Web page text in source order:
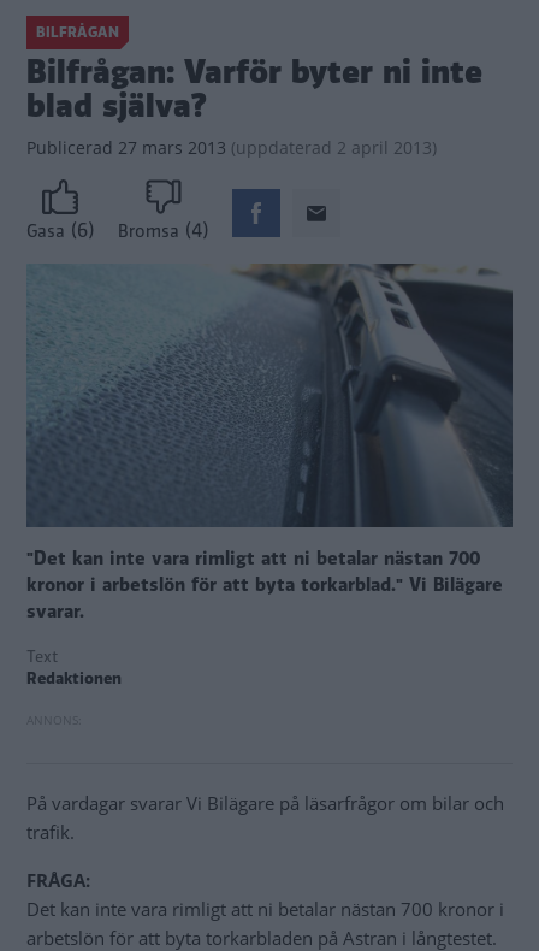
BILFRÅGAN
Bilfrågan: Varför byter ni inte
blad själva?
Publicerad 27 mars 2013 (uppdaterad 2 april 2013)
Gasa (6) Bromsa (4)
"Det kan inte vara rimligt att ni betalar nästan 700
kronor i arbetslön för att byta torkarblad." Vi Bilägare
svarar.
Text
Redaktionen
På vardagar svarar Vi Bilägare på läsarfrågor om bilar och
trafik.
FRÅGA:
Det kan inte vara rimligt att ni betalar nästan 700 kronor i
arbetslön för att byta torkarbladen på Astran i långtestet.